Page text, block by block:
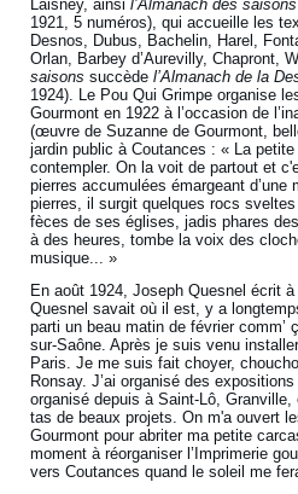
Laisney, ainsil’Almanach des saisons
1921, 5 numéros), qui accueille les
Desnos, Dubus, Bachelin, Harel,
Orlan, Barbey d’Aurevilly, Chapront,
saisons succèdel’Almanach de la
1924). Le Pou Qui Grimpe organise
Gourmont en 1922 à l’occasion de
(œuvre de Suzanne de Gourmont,
jardin public à Coutances : « La
contempler. On la voit de partout et
pierres accumulées émargeant d’une
pierres, il surgit quelques rocs
fèces de ses églises, jadis phares
à des heures, tombe la voix des
musique... »
En août 1924, Joseph Quesnel écrit
Quesnel savait où il est, y a
parti un beau matin de février comm’
sur-Saône. Après je suis venu
Paris. Je me suis fait choyer,
Ronsay. J’ai organisé des
organisé depuis à Saint-Lô,
tas de beaux projets. On m'a ouvert
Gourmont pour abriter ma petite
moment à réorganiser l’Imprimerie
vers Coutances quand le soleil me